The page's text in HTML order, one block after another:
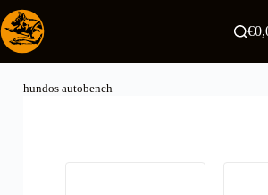
naar
de
inhoud
€
hundos autobench